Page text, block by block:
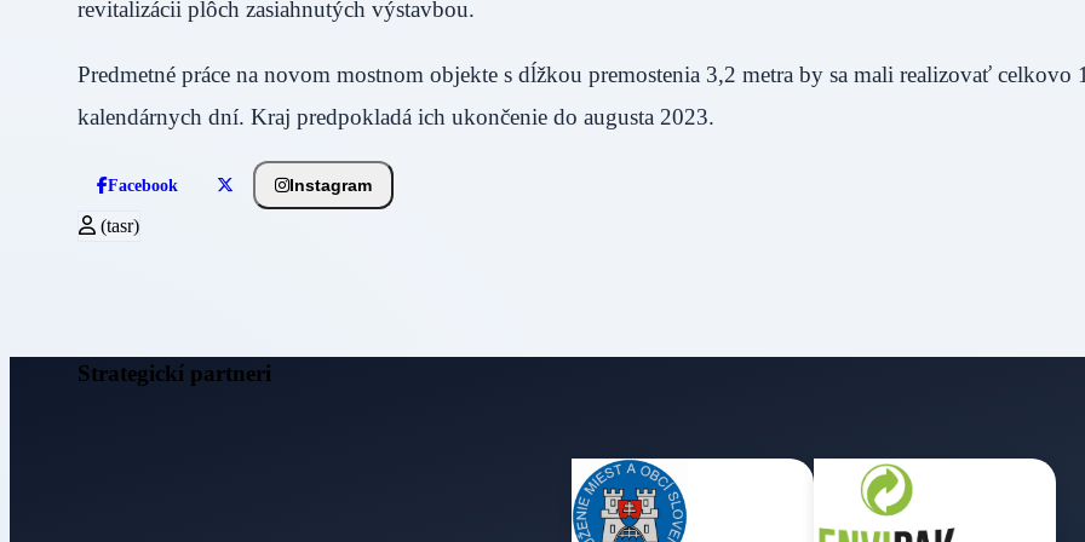
revitalizácii plôch zasiahnutých výstavbou.
Predmetné práce na novom mostnom objekte s dĺžkou premostenia 3,2 metra by sa mali realizovať celkovo
kalendárnych dní. Kraj predpokladá ich ukončenie do augusta 2023.
Facebook Instagram
(tasr)
Strategickí partneri